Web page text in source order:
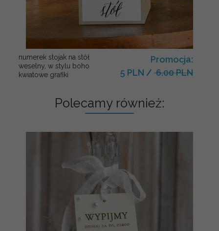
numerek stojak na stół
weselny, w stylu boho
kwiatowe grafiki
Promocja:
5 PLN / 6.00 PLN
Polecamy również: